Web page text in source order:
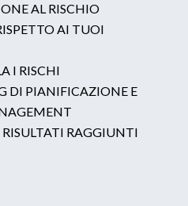
AL RISCHIO
AI TUOI
I RISCHI
DI PIANIFICAZIONE E
RAGGIUNTI